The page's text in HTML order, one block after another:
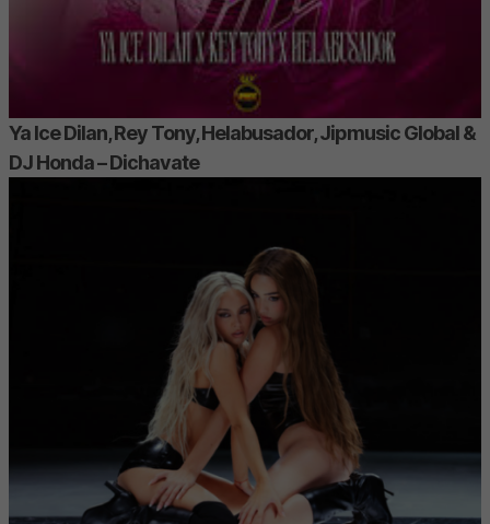
Ya Ice Dilan, Rey Tony, Helabusador, Jipmusic Global &
DJ Honda – Dichavate